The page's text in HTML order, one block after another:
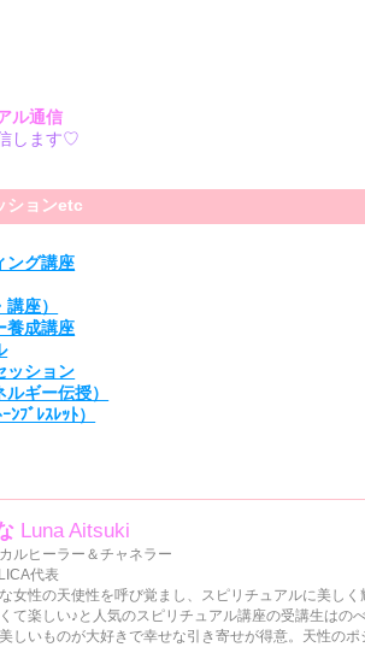
ル通信
します♡
ションetc
ング講座
座）
養成講座
ッション
ギー伝授）
ﾌﾞﾚｽﾚｯﾄ）
Luna Aitsuki
ルヒーラー＆チャネラー
代表
女性の天使性を呼び覚まし、スピリチュアルに美し
て楽しい♪と人気のスピリチュアル講座の受講生はの
しいものが大好きで幸せな引き寄せが得意。天性のポ